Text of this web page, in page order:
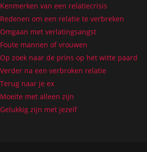
Kenmerken van een relatiecrisis
Redenen om een relatie te verbreken
Omgaan met verlatingsangst
Foute mannen of vrouwen
Op zoek naar de prins op het witte paard
Verder na een verbroken relatie
Terug naar je ex
Moeite met alleen zijn
Gelukkig zijn met jezelf